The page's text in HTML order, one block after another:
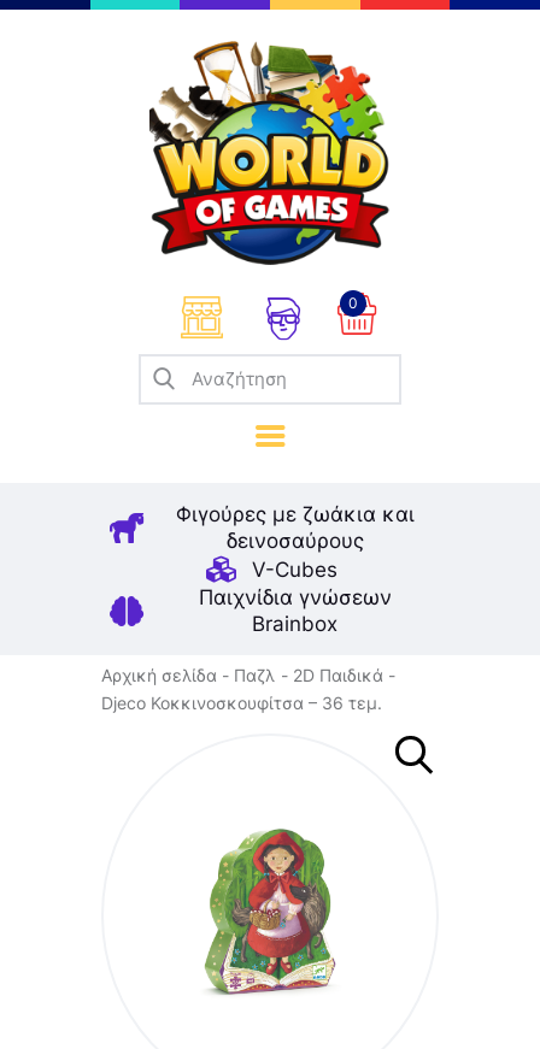
0
Φιγούρες με ζωάκια και
δεινοσαύρους
V-Cubes
Παιχνίδια γνώσεων
Brainbox
Επιτραπέζια
Παζλ
Παιχνίδια Καρτών
Σπαζοκεφαλιές
Κατασκευές
Καλλιτεχνικά
Μοντελισμός
Βιβλία
Παιχνίδια Ρόλων
Αρχική σελίδα Παζλ
2D Παιδικά
Djeco Κοκκινοσκουφίτσα – 36 τεμ.